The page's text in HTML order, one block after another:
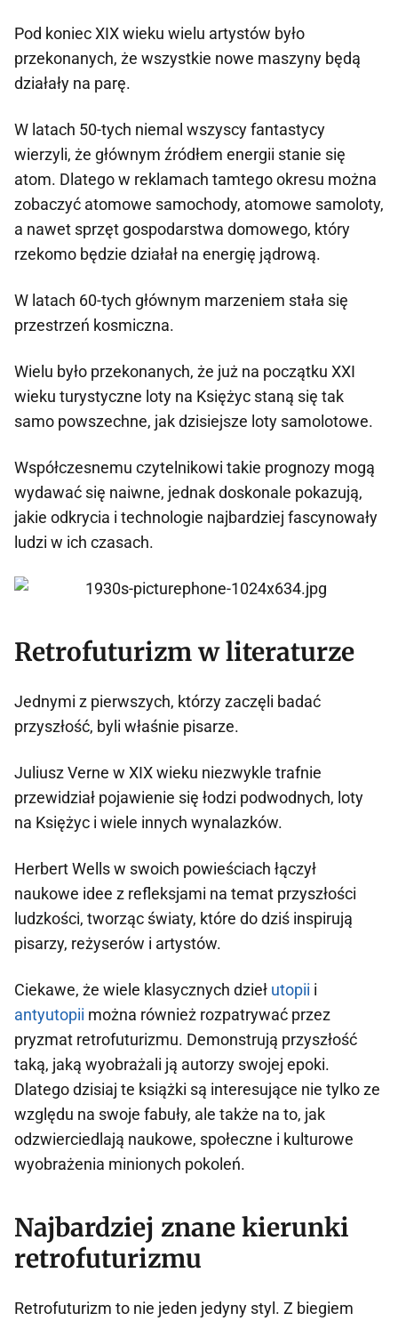
Pod koniec XIX wieku wielu artystów było
przekonanych, że wszystkie nowe maszyny będą
działały na parę.
W latach 50-tych niemal wszyscy fantastycy
wierzyli, że głównym źródłem energii stanie się
atom. Dlatego w reklamach tamtego okresu można
zobaczyć atomowe samochody, atomowe samoloty,
a nawet sprzęt gospodarstwa domowego, który
rzekomo będzie działał na energię jądrową.
W latach 60-tych głównym marzeniem stała się
przestrzeń kosmiczna.
Wielu było przekonanych, że już na początku XXI
wieku turystyczne loty na Księżyc staną się tak
samo powszechne, jak dzisiejsze loty samolotowe.
Współczesnemu czytelnikowi takie prognozy mogą
wydawać się naiwne, jednak doskonale pokazują,
jakie odkrycia i technologie najbardziej fascynowały
ludzi w ich czasach.
Retrofuturizm w literaturze
Jednymi z pierwszych, którzy zaczęli badać
przyszłość, byli właśnie pisarze.
Juliusz Verne w XIX wieku niezwykle trafnie
przewidział pojawienie się łodzi podwodnych, loty
na Księżyc i wiele innych wynalazków.
Herbert Wells w swoich powieściach łączył
naukowe idee z refleksjami na temat przyszłości
ludzkości, tworząc światy, które do dziś inspirują
pisarzy, reżyserów i artystów.
Ciekawe, że wiele klasycznych dzieł utopii i
antyutopii można również rozpatrywać przez
pryzmat retrofuturizmu. Demonstrują przyszłość
taką, jaką wyobrażali ją autorzy swojej epoki.
Dlatego dzisiaj te książki są interesujące nie tylko ze
względu na swoje fabuły, ale także na to, jak
odzwierciedlają naukowe, społeczne i kulturowe
wyobrażenia minionych pokoleń.
Najbardziej znane kierunki
retrofuturizmu
Retrofuturizm to nie jeden jedyny styl. Z biegiem